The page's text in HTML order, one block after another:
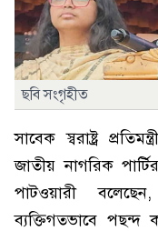
ছবি সংগৃহীত
সাবেক স্বরাষ্ট্র
জাতীয় নাগরিক
পাটওয়ারী
ব্যক্তিগতভাবে